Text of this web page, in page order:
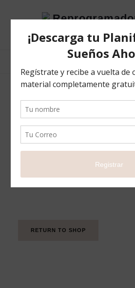
Reprogramadora
el
éxito
Carrito
empty.
RETURN TO SHOP